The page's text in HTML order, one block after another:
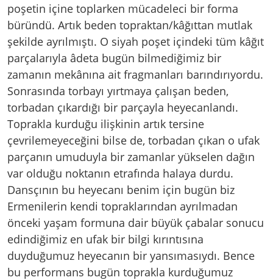
poşetin içine toplarken mücadeleci bir forma
büründü. Artık beden topraktan/kâğıttan mutlak
şekilde ayrılmıştı. O siyah poşet içindeki tüm kâğıt
parçalarıyla âdeta bugün bilmediğimiz bir
zamanın mekânına ait fragmanları barındırıyordu.
Sonrasında torbayı yırtmaya çalışan beden,
torbadan çıkardığı bir parçayla heyecanlandı.
Toprakla kurduğu ilişkinin artık tersine
çevrilemeyeceğini bilse de, torbadan çıkan o ufak
parçanın umuduyla bir zamanlar yükselen dağın
var olduğu noktanın etrafında halaya durdu.
Dansçının bu heyecanı benim için bugün biz
Ermenilerin kendi topraklarından ayrılmadan
önceki yaşam formuna dair büyük çabalar sonucu
edindiğimiz en ufak bir bilgi kırıntısına
duyduğumuz heyecanın bir yansımasıydı. Bence
bu performans bugün toprakla kurduğumuz